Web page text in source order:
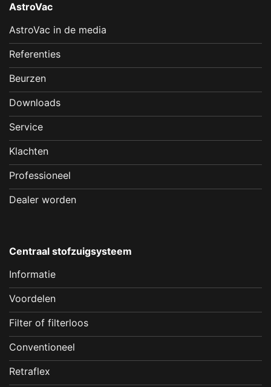
AstroVac
AstroVac in de media
Referenties
Beurzen
Downloads
Service
Klachten
Professioneel
Dealer worden
Centraal stofzuigsysteem
Informatie
Voordelen
Filter of filterloos
Conventioneel
Retraflex